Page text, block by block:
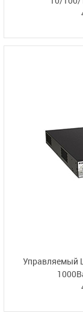
Управляемый